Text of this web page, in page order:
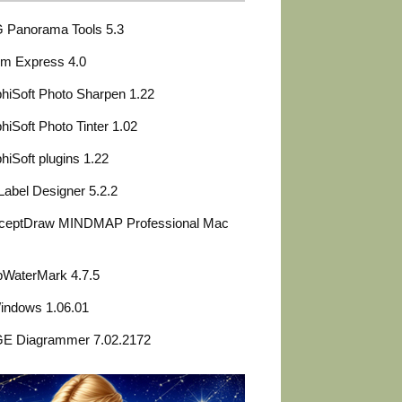
Panorama Tools 5.3
Express 4.0
Photo Sharpen 1.22
Photo Tinter 1.02
plugins 1.22
Designer 5.2.2
MINDMAP Professional Mac
4.7.5
1.06.01
Diagrammer 7.02.2172